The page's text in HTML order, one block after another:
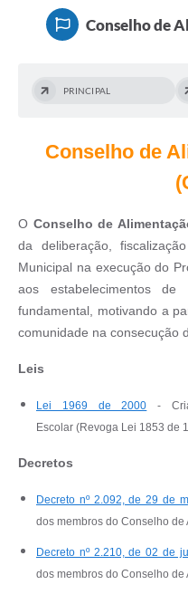
Conselho de
PRINCIPAL
Conselho de
O Conselho de
da deliberação,
Municipal na execução do
aos estabelecimentos
fundamental, motivando a
comunidade na consecução
Leis
Lei 1969 de 2000 -
Escolar (Revoga Lei 1853 de
Decretos
Decreto nº 2.092, de 29 de
dos membros do Conselho
Decreto nº 2.210, de 02 de
dos membros do Conselho